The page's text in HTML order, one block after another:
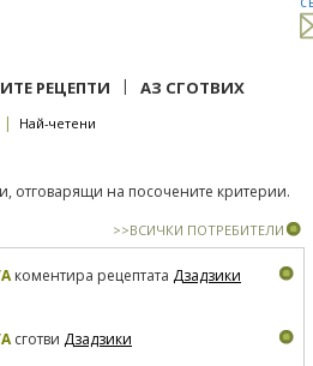
РЕЦЕПТИ | АЗ СГОТВИХ
| Най-четени
отговарящи на посочените критерии.
>>ВСИЧКИ ПОТРЕБИТЕЛИ
коментира рецептата Дзадзики
сготви Дзадзики